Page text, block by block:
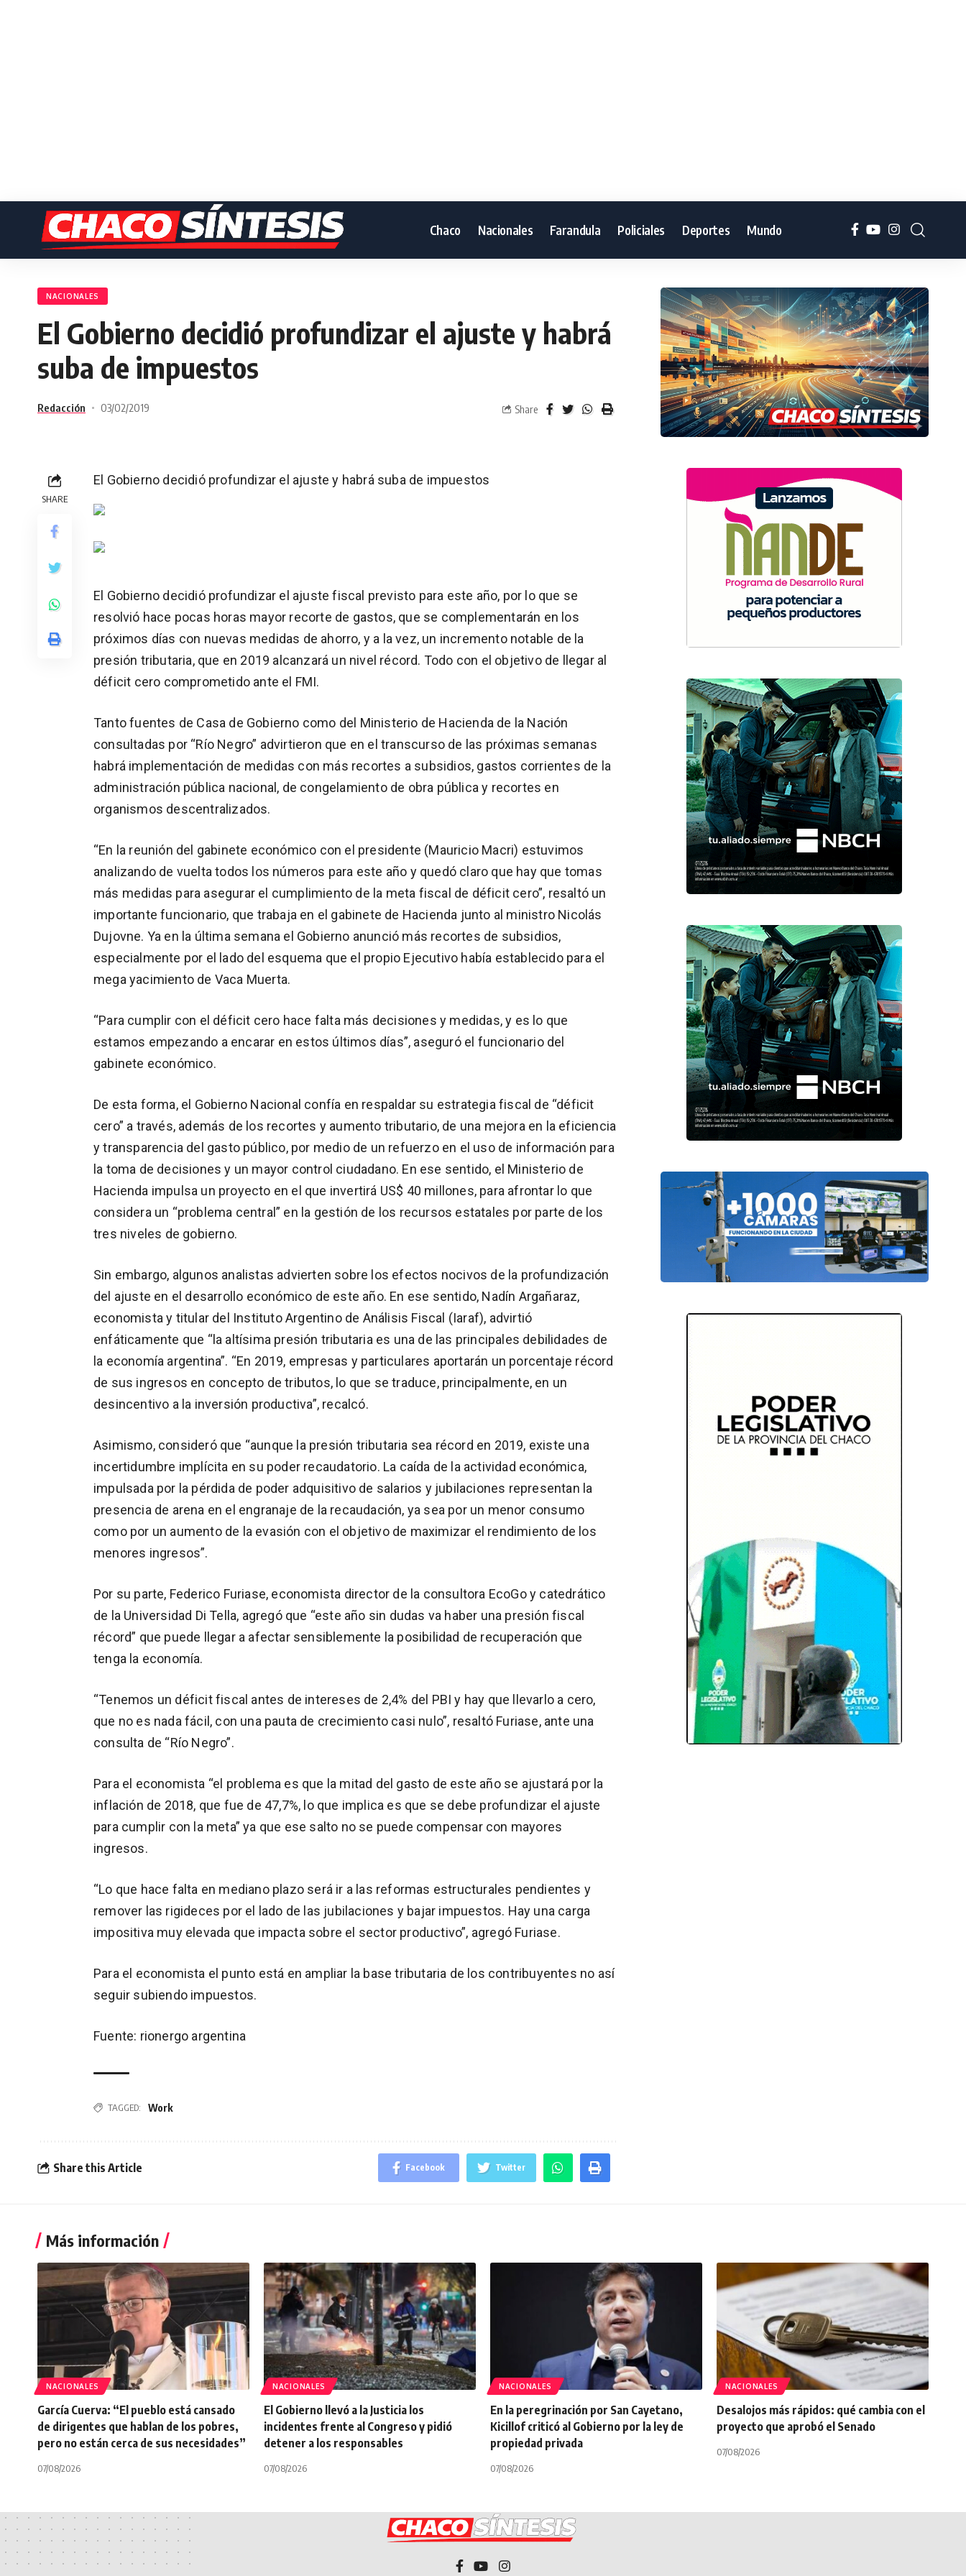
Chaco Nacionales Farandula Policiales Deportes Mundo
NACIONALES
El Gobierno decidió profundizar el ajuste y habrá
suba de impuestos
Redacción 03/02/2019 Share
SHARE
El Gobierno decidió profundizar el ajuste y habrá suba de impuestos
El Gobierno decidió profundizar el ajuste fiscal previsto para este año, por lo que se
resolvió hace pocas horas mayor recorte de gastos, que se complementarán en los
próximos días con nuevas medidas de ahorro, y a la vez, un incremento notable de la
presión tributaria, que en 2019 alcanzará un nivel récord. Todo con el objetivo de llegar al
déficit cero comprometido ante el FMI.
Tanto fuentes de Casa de Gobierno como del Ministerio de Hacienda de la Nación
consultadas por “Río Negro” advirtieron que en el transcurso de las próximas semanas
habrá implementación de medidas con más recortes a subsidios, gastos corrientes de la
administración pública nacional, de congelamiento de obra pública y recortes en
organismos descentralizados.
“En la reunión del gabinete económico con el presidente (Mauricio Macri) estuvimos
analizando de vuelta todos los números para este año y quedó claro que hay que tomas
más medidas para asegurar el cumplimiento de la meta fiscal de déficit cero”, resaltó un
importante funcionario, que trabaja en el gabinete de Hacienda junto al ministro Nicolás
Dujovne. Ya en la última semana el Gobierno anunció más recortes de subsidios,
especialmente por el lado del esquema que el propio Ejecutivo había establecido para el
mega yacimiento de Vaca Muerta.
“Para cumplir con el déficit cero hace falta más decisiones y medidas, y es lo que
estamos empezando a encarar en estos últimos días”, aseguró el funcionario del
gabinete económico.
De esta forma, el Gobierno Nacional confía en respaldar su estrategia fiscal de “déficit
cero” a través, además de los recortes y aumento tributario, de una mejora en la eficiencia
y transparencia del gasto público, por medio de un refuerzo en el uso de información para
la toma de decisiones y un mayor control ciudadano. En ese sentido, el Ministerio de
Hacienda impulsa un proyecto en el que invertirá US$ 40 millones, para afrontar lo que
considera un “problema central” en la gestión de los recursos estatales por parte de los
tres niveles de gobierno.
Sin embargo, algunos analistas advierten sobre los efectos nocivos de la profundización
del ajuste en el desarrollo económico de este año. En ese sentido, Nadín Argañaraz,
economista y titular del Instituto Argentino de Análisis Fiscal (Iaraf), advirtió
enfáticamente que “la altísima presión tributaria es una de las principales debilidades de
la economía argentina”. “En 2019, empresas y particulares aportarán un porcentaje récord
de sus ingresos en concepto de tributos, lo que se traduce, principalmente, en un
desincentivo a la inversión productiva”, recalcó.
Asimismo, consideró que “aunque la presión tributaria sea récord en 2019, existe una
incertidumbre implícita en su poder recaudatorio. La caída de la actividad económica,
impulsada por la pérdida de poder adquisitivo de salarios y jubilaciones representan la
presencia de arena en el engranaje de la recaudación, ya sea por un menor consumo
como por un aumento de la evasión con el objetivo de maximizar el rendimiento de los
menores ingresos”.
Por su parte, Federico Furiase, economista director de la consultora EcoGo y catedrático
de la Universidad Di Tella, agregó que “este año sin dudas va haber una presión fiscal
récord” que puede llegar a afectar sensiblemente la posibilidad de recuperación que
tenga la economía.
“Tenemos un déficit fiscal antes de intereses de 2,4% del PBI y hay que llevarlo a cero,
que no es nada fácil, con una pauta de crecimiento casi nulo”, resaltó Furiase, ante una
consulta de “Río Negro”.
Para el economista “el problema es que la mitad del gasto de este año se ajustará por la
inflación de 2018, que fue de 47,7%, lo que implica es que se debe profundizar el ajuste
para cumplir con la meta” ya que ese salto no se puede compensar con mayores
ingresos.
“Lo que hace falta en mediano plazo será ir a las reformas estructurales pendientes y
remover las rigideces por el lado de las jubilaciones y bajar impuestos. Hay una carga
impositiva muy elevada que impacta sobre el sector productivo”, agregó Furiase.
Para el economista el punto está en ampliar la base tributaria de los contribuyentes no así
seguir subiendo impuestos.
Fuente: rionergo argentina
TAGGED: Work
Share this Article Facebook Twitter
Más información
NACIONALES
García Cuerva: “El pueblo está cansado
de dirigentes que hablan de los pobres,
pero no están cerca de sus necesidades”
07/08/2026
NACIONALES
El Gobierno llevó a la Justicia los
incidentes frente al Congreso y pidió
detener a los responsables
07/08/2026
NACIONALES
En la peregrinación por San Cayetano,
Kicillof criticó al Gobierno por la ley de
propiedad privada
07/08/2026
NACIONALES
Desalojos más rápidos: qué cambia con el
proyecto que aprobó el Senado
07/08/2026